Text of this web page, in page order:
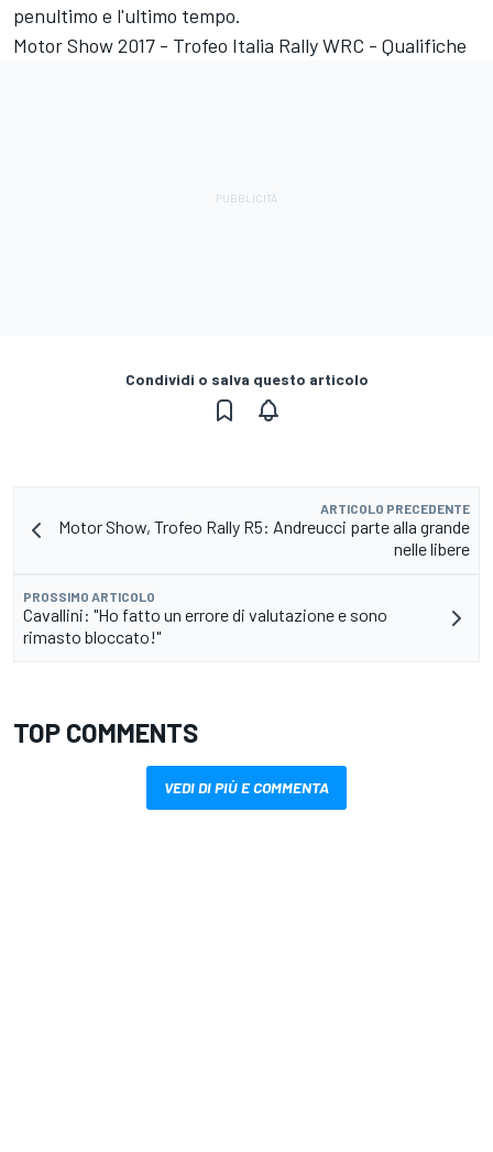
penultimo e l'ultimo tempo.
Motor Show 2017 - Trofeo Italia Rally WRC - Qualifiche
Condividi o salva questo articolo
ARTICOLO PRECEDENTE
Motor Show, Trofeo Rally R5: Andreucci parte alla grande
nelle libere
PROSSIMO ARTICOLO
Cavallini: "Ho fatto un errore di valutazione e sono
rimasto bloccato!"
TOP COMMENTS
VEDI DI PIÙ E COMMENTA